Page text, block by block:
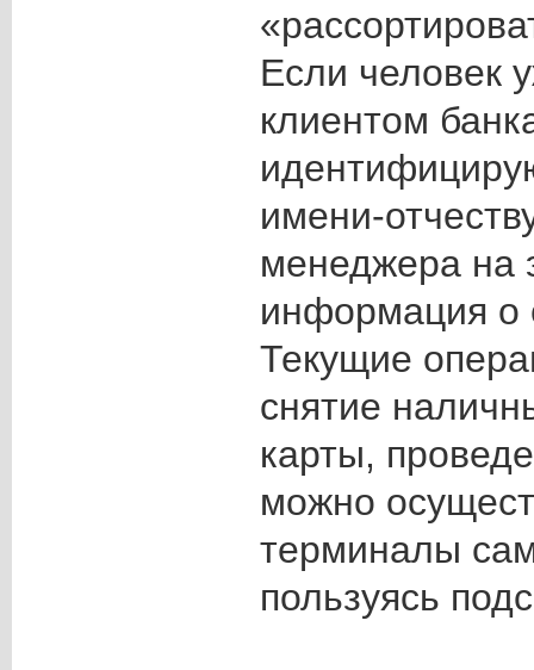
Если человек
клиентом
имени-
менеджера на
информация о
Текущие
снятие
карты,
можно
терминалы
пользуясь